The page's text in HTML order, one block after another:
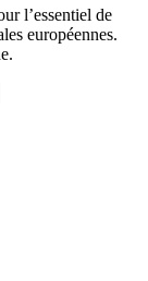
l’essentiel de
européennes.